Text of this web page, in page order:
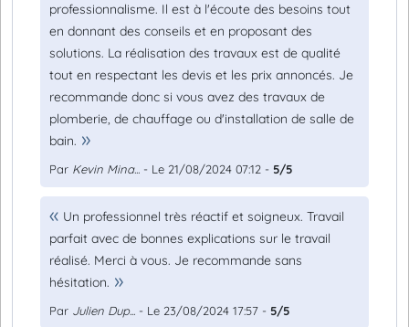
professionnalisme. Il est à l'écoute des besoins tout
en donnant des conseils et en proposant des
solutions. La réalisation des travaux est de qualité
tout en respectant les devis et les prix annoncés. Je
recommande donc si vous avez des travaux de
plomberie, de chauffage ou d'installation de salle de
bain.
Par Kevin Mina... - Le 21/08/2024 07:12 - 5/5
Un professionnel très réactif et soigneux. Travail
parfait avec de bonnes explications sur le travail
réalisé. Merci à vous. Je recommande sans
hésitation.
Par Julien Dup... - Le 23/08/2024 17:57 - 5/5